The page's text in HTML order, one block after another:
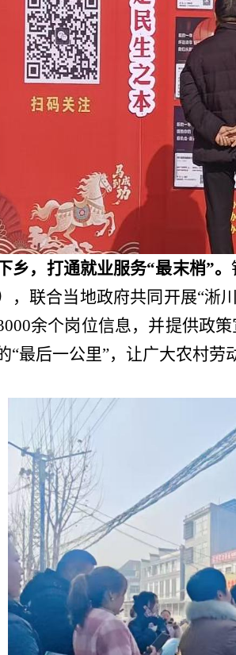
乡，打通就业服务“最末梢”。
，联合当地政府共同开展“淅
余个岗位信息，并提供政
“最后一公里”，让广大农村